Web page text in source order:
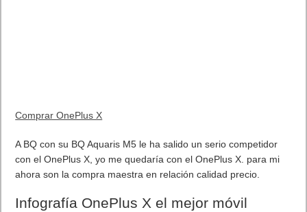
Comprar OnePlus X
A BQ con su BQ Aquaris M5 le ha salido un serio competidor
con el OnePlus X, yo me quedaría con el OnePlus X. para mi
ahora son la compra maestra en relación calidad precio.